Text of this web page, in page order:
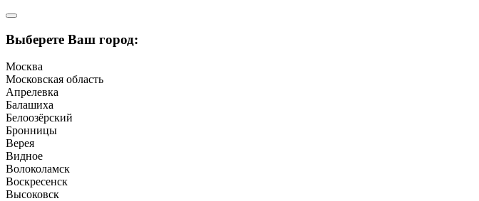
Выберете Ваш город:
Москва
Московская область
Апрелевка
Балашиха
Белоозёрский
Бронницы
Верея
Видное
Волоколамск
Воскресенск
Высоковск